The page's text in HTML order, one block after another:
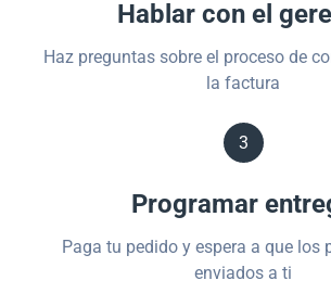
Hablar con el
Haz preguntas sobre el proceso de
la factura
3
Programar
Paga tu pedido y espera a que los
enviados a ti